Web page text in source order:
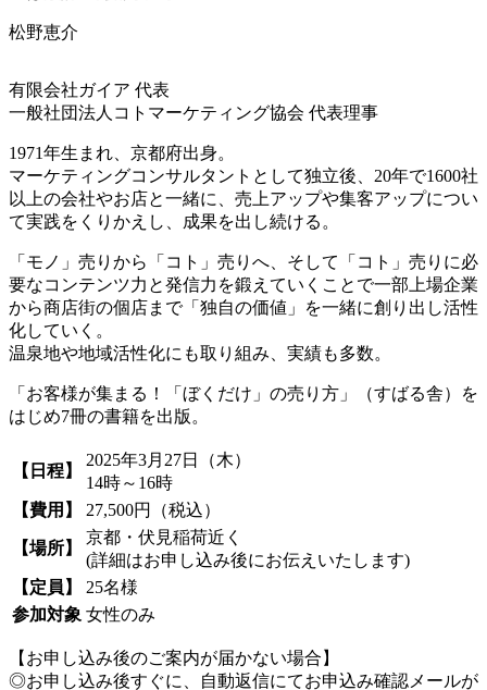
松野恵介
有限会社ガイア 代表
一般社団法人コトマーケティング協会 代表理事
1971年生まれ、京都府出身。
マーケティングコンサルタントとして独立後、20年で1600社
以上の会社やお店と一緒に、売上アップや集客アップについ
て実践をくりかえし、成果を出し続ける。
「モノ」売りから「コト」売りへ、そして「コト」売りに必
要なコンテンツ力と発信力を鍛えていくことで一部上場企業
から商店街の個店まで「独自の価値」を一緒に創り出し活性
化していく。
温泉地や地域活性化にも取り組み、実績も多数。
「お客様が集まる！「ぼくだけ」の売り方」（すばる舎）を
はじめ7冊の書籍を出版。
【日程】
2025年3月27日（木）
14時～16時
【費用】
27,500円（税込）
【場所】
京都・伏見稲荷近く
(詳細はお申し込み後にお伝えいたします)
【定員】
25名様
参加対象 女性のみ
【お申し込み後のご案内が届かない場合】
◎お申し込み後すぐに、自動返信にてお申込み確認メールが